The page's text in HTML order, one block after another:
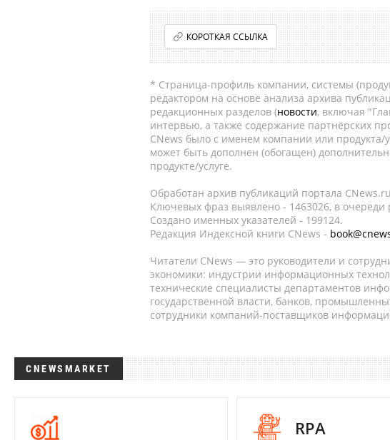
КОРОТКАЯ ССЫЛКА
* Страница-профиль компании, системы
редактором на основе анализа архива
редакционных разделов (новости, включая
интервью, а также содержание партнёрских
CNews было с именем компании или
может быть дополнен (обогащен)
продукте/услуге.
Обработан архив публикаций портала
Ключевых фраз выявлено - 1463026, в очереди
Создано именных указателей - 199124.
Редакция Индексной книги CNews -
Читатели CNews — это руководители и
экономики: индустрии информационных
технические специалисты департаментов
государственной власти, банков,
сотрудники компаний-поставщиков
CNEWSMARKET
RPA